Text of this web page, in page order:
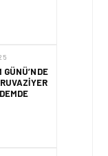
18 TEM 2025
YENI